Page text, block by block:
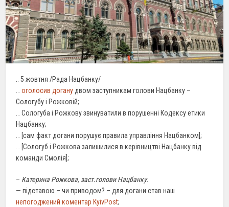
.. 5 жовтня /Рада Нацбанку/
…оголосив догану двом заступникам голови Нацбанку –
Сологубу і Рожковій;
… Сологуба і Рожкову звинуватили в порушенні Кодексу етики
Нацбанку;
… [сам факт догани порушує правила управління Нацбанком];
… [Сологуб і Рожкова залишилися в керівництві Нацбанку від
команди Смолія];
– Катерина Рожкова, заст.голови Нацбанку:
— підставою – чи приводом? – для догани став наш
непогоджений коментар KyivPost;